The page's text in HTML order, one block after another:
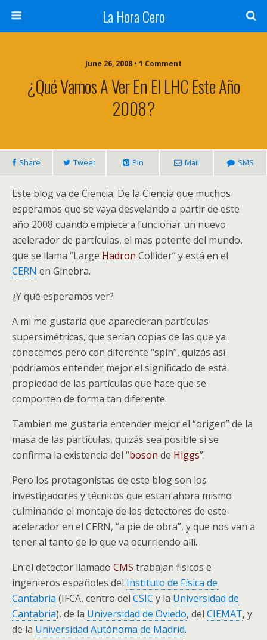
La Hora Cero
June 26, 2008 • 1 Comment
¿Qué Vamos A Ver En El LHC Este Año
2008?
Share Tweet Pin Mail SMS
Este blog va de Ciencia. De la Ciencia que muchos
esperamos que se vaya desvelando a partir de este
año 2008 cuando empiece a funcionar un nuevo
acelerador de partículas, el mas potente del mundo,
que se llama “Large Hadron Collider” y está en el
CERN en Ginebra.
¿Y qué esperamos ver?
A mi me gustaría que aparecieran partículas
supersimétricas, que serían copias de las que ya
conocemos pero con diferente “spin”, quizás así
podriamos entender mejor el significado de esta
propiedad de las partículas que hace que se
comporten de forma tan diferente.
Tambien me gustaria entender mejor el “origen” de la
masa de las partículas, quizás sea posible si se
confirma la existencia del “boson de Higgs”.
Pero los protagonistas de este blog son los
investigadores y técnicos que estan ahora mismo
culminando el montaje de los detectores de este
acelerador en el CERN, “a pie de obra”, y que nos van a
tener al tanto de lo que va ocurriendo allí.
En el detector llamado CMS trabajan fisicos e
ingenieros españoles del Instituto de Física de
Cantabria (IFCA, centro del CSIC y la Universidad de
Cantabria), de la Universidad de Oviedo, del CIEMAT, y
de la Universidad Autónoma de Madrid.